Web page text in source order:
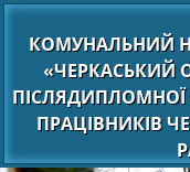
КОМУНАЛЬНИЙ
«ЧЕРКАСЬКИЙ
ПІСЛЯДИПЛОМНОЇ
ПРАЦІВНИКІВ